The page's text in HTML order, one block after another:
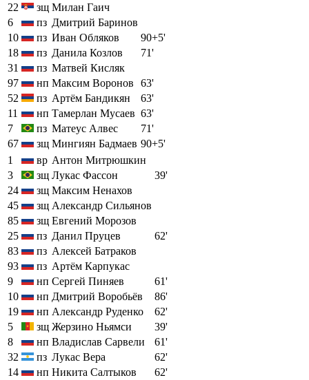
22
зщ Милан Гаич
6
пз Дмитрий Баринов
10
пз Иван Обляков
90+5'
18
пз Данила Козлов
71'
31
пз Матвей Кисляк
97
нп Максим Воронов
63'
52
пз Артём Бандикян
63'
11
нп Тамерлан Мусаев 63'
7
пз Матеус Алвес
71'
67
зщ Мингиян Бадмаев 90+5'
1
вр Антон Митрюшкин
3
зщ Лукас Фассон
39'
24
зщ Максим Ненахов
45
зщ Александр Сильянов
85
зщ Евгений Морозов
25
пз Данил Пруцев
62'
83
пз Алексей Батраков
93
пз Артём Карпукас
9
нп Сергей Пиняев
61'
10
нп Дмитрий Воробьёв
86'
19
нп Александр Руденко
62'
5
зщ Жерзино Ньямси
39'
8
нп Владислав Сарвели
61'
32
пз Лукас Вера
62'
14
нп Никита Салтыков
62'